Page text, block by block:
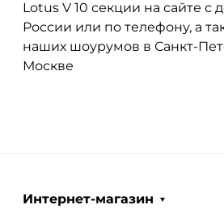
Lotus V 10 секции на сайте с
России или по телефону, а
наших шоурумов в Санкт-
Москве
Интернет-магазин